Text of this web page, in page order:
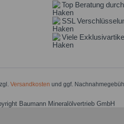
Top Beratung
SSL
Viele
Versandkosten und ggf.
Baumann Mineralölvertrieb GmbH